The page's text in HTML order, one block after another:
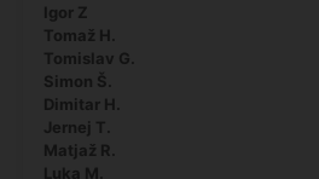
Igor Z
Tomaž H.
Tomislav G.
Simon Š.
Dimitar H.
Jernej T.
Matjaž R.
Luka M.